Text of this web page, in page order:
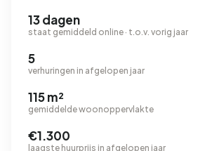
13 dagen
staat gemiddeld online · t.o.v. vorig jaar
5
verhuringen in afgelopen jaar
115 m²
gemiddelde woonoppervlakte
€1.300
laagste huurprijs in afgelopen jaar